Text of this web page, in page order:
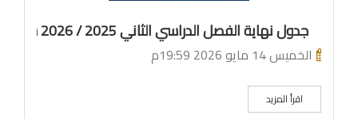
جدول نهاية الفصل الدراسي الثاني 2025 / 2026 شعبة علوم الحاسب لائحة قديمة
الخميس 14 مايو 2026 19:59م
اقرأ المزيد